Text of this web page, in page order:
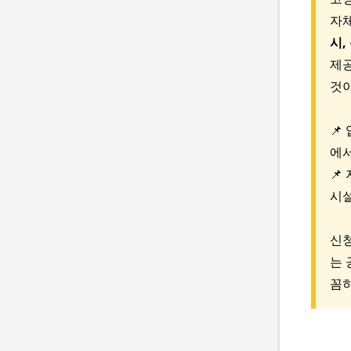
자
시,
제
것
📌
에
📌
시
신
는
꼼